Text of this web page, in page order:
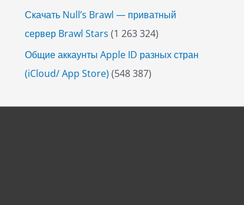
Скачать Null’s Brawl — приватный
сервер Brawl Stars (1 263 324)
Общие аккаунты Apple ID разных стран
(iCloud/ App Store) (548 387)